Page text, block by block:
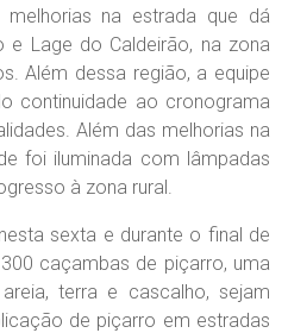
na estrada que dá
e Lage do Caldeirão, na zona
Além dessa região, a equipe
continuidade ao cronograma
Além das melhorias na
foi iluminada com lâmpadas
à zona rural.
sexta e durante o final de
caçambas de piçarro, uma
terra e cascalho, sejam
de piçarro em estradas